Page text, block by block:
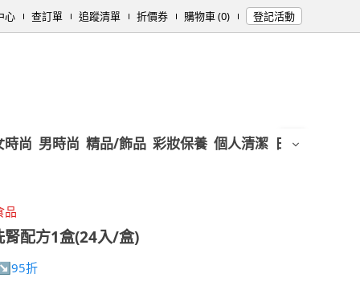
心 查訂單 追蹤清單 折價券 購物車 (0) 登記活動
時尚 男時尚 精品/飾品 彩妝保養 個人清潔 日用/紙品
品
腎配方1盒(24入/盒)
折